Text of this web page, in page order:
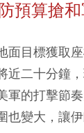
預算搶
面目標獲取
近二十分鐘
軍的打擊節
也變大，讓伊